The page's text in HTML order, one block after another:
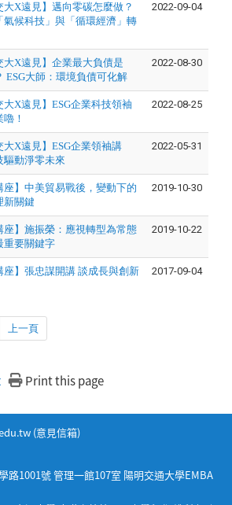
大X遠見】邁向零碳怎麼做？
氣候科技」與「循環經濟」轉
2022-09-04
大X遠見】企業最大負債是
ESG大師：環境負債可化解
2022-08-30
大X遠見】ESG企業科技領袖
！
2022-08-25
大X遠見】ESG企業領袖講
驅動淨零未來
2022-05-31
座】中美貿易戰後，變動下的
新關鍵
2019-10-30
座】施振榮：應視轉型為常態
重要關鍵字
2019-10-22
座】張忠謀開講 談成長與創新 2017-09-04
上一頁
Print this page
(意見信箱)
路1001號 管理一館107室 陽明交通大學EMBA